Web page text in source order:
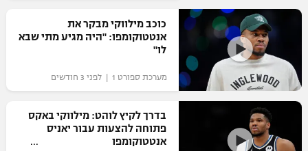
כוכב מילווקי מבקר את
אנטטוקומפו: "היה מגיע מתי שבא
לו"
מערכת ספורט 1 | לפני 3 חודשים
בדרך לקיץ לוהט: מילווקי באקס
פתוחה להצעות עבור יאניס
אנטטוקומפו